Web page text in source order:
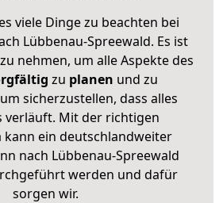
viele Dinge zu beachten bei
Lübbenau-Spreewald. Es ist
nehmen, um alle Aspekte des
zu planen und zu
sicherzustellen, dass alles
verläuft. Mit der richtigen
kann ein deutschlandweiter
nach Lübbenau-Spreewald
werden und dafür
sorgen wir.